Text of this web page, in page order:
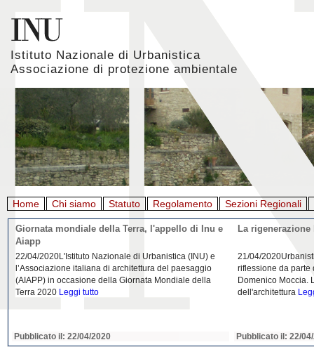
Istituto Nazionale di Urbanistica
Associazione di protezione ambientale
Home Chi siamo Statuto Regolamento Sezioni Regionali
Giornata mondiale della Terra, l'appello di Inu e
Aiapp
22/04/2020L'Istituto Nazionale di Urbanistica (INU) e
l’Associazione italiana di architettura del paesaggio
(AIAPP) in occasione della Giornata Mondiale della
Terra 2020 Leggi tutto
Pubblicato il: 22/04/2020
La
21/04/
riflessione da parte
Domenico Moccia.
dell'architettura
Pubblicato il: 22/